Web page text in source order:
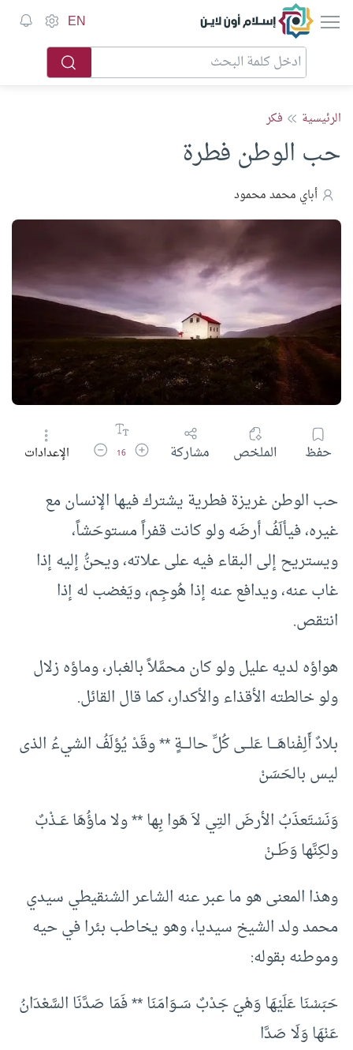
إسلام أون لاين EN
الرئيسية فكر
حب الوطن فطرة
أباي محمد محمود
حفظ الملخص مشاركة زيادة حجم الخط
16 تقليل حجم الخط
الإعدادات
حب الوطن غريزة فطرية يشترك فيها الإنسان مع
غيره، فيألَفُ أرضَه ولو كانت قفراً مستوحَشاً،
ويستريح إلى البقاء فيه على علاته، ويحنُّ إليه إذا
غاب عنه، ويدافع عنه إذا هُوجِم، ويَغضب له إذا
انتقص.
هواؤه لديه عليل ولو كان محمَّلاً بالغبار، وماؤه زلال
ولو خالطته الأقذاء والأكدار، كما قال القائل.
بلادٌ أَلِفْناهَــــا عَلـــى كُلِّ حالــــةٍ ** وقَدْ يُؤلَفُ الشيءُ الذى
ليس بالحَسَنْ
وَنَسْتَعذَبُ الأرضَ التِي لاَ هَوا بِها ** ولا ماؤُهَا عَــذْبٌ
ولكِنَّها وَطَــنْ
وهذا المعنى هو ما عبر عنه الشاعر الشنقيطي سيدي
محمد ولد الشيخ سيديا، وهو يخاطب بئرا في حيه
وموطنه بقوله:
حَبَسْنَا عَلَيْهَا وَهْيَ جَدْبٌ سَــوَامَنَا ** فَمَا صَدَّنَا السَّعْدَانُ
عَنْهَا وَلَا صَدَّا